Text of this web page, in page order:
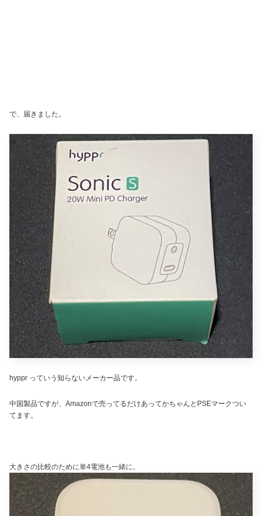
で、届きました。
hyppr っていう知らないメーカー品です。
中国製品ですが、Amazonで売ってるだけあってかちゃんとPSEマークつい
てます。
大きさの比較のために単4電池も一緒に。